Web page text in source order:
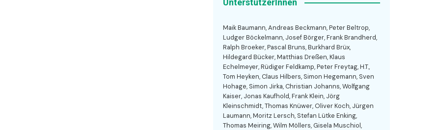
UnterstützerInnen
Maik Baumann, Andreas Beckmann, Peter Beltrop,
Ludger Böckelmann, Josef Börger, Frank Brandherd,
Ralph Broeker, Pascal Bruns, Burkhard Brüx,
Hildegard Bücker, Matthias Dreßen, Klaus
Echelmeyer, Rüdiger Feldkamp, Peter Freytag, H.T.,
Tom Heyken, Claus Hilbers, Simon Hegemann, Sven
Hohage, Simon Jirka, Christian Johanns, Wolfgang
Kaiser, Jonas Kaufhold, Frank Klein, Jörg
Kleinschmidt, Thomas Knüwer, Oliver Koch, Jürgen
Laumann, Moritz Lersch, Stefan Lütke Enking,
Thomas Meiring, Wilm Möllers, Gisela Muschiol,